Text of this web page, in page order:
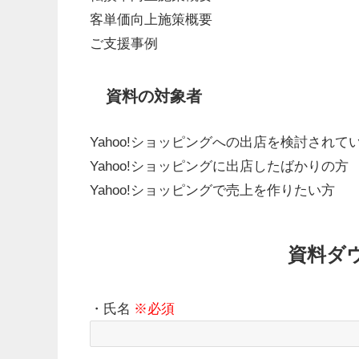
客単価向上施策概要
ご支援事例
資料の対象者
Yahoo!ショッピングへの出店を検討されて
Yahoo!ショッピングに出店したばかりの方
Yahoo!ショッピングで売上を作りたい方
資料ダ
・氏名 ※必須